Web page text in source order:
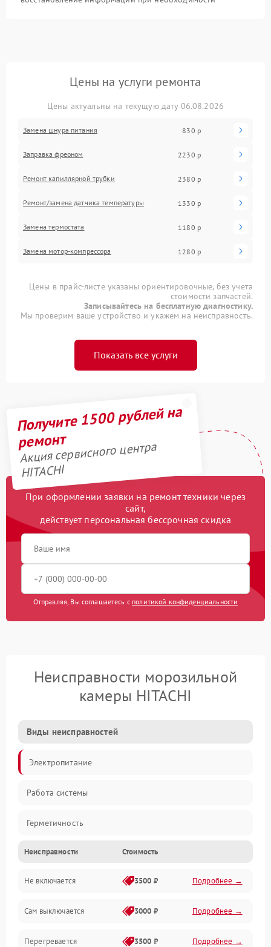
Цены на услуги ремонта
Цены актуальны на текущую дату 06.08.2026
Замена шнура питания 830 р
Заправка фреоном 2230 р
Ремонт капиллярной трубки 2380 р
Ремонт/замена датчика температуры 1330 р
Замена термостата 1180 р
Замена мотор-компрессора 1280 р
Цены в прайс-листе указаны ориентировочные, без учета
стоимости запчастей.
Записывайтесь на бесплатную диагностику.
Мы проверим ваше устройство и укажем на неисправность.
Показать все услуги
Получите 1500 рублей на
ремонт
Акция сервисного центра
HITACHI
При оформлении заявки на ремонт техники через
сайт,
действует персональная бессрочная скидка
Отправляя, Вы соглашаетесь с политикой конфиденциальности
Неисправности морозильной
камеры HITACHI
Виды неисправностей
Электропитание
Работа системы
Герметичность
Механика
Неисправности Стоимость
Не включается 3500 ₽ Подробнее →
Сам выключается 3000 ₽ Подробнее →
Перегревается 3500 ₽ Подробнее →